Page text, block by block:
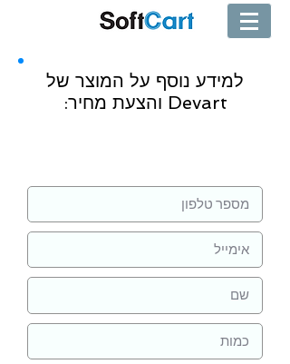
למידע נוסף על המוצר של
Devart והצעת מחיר: